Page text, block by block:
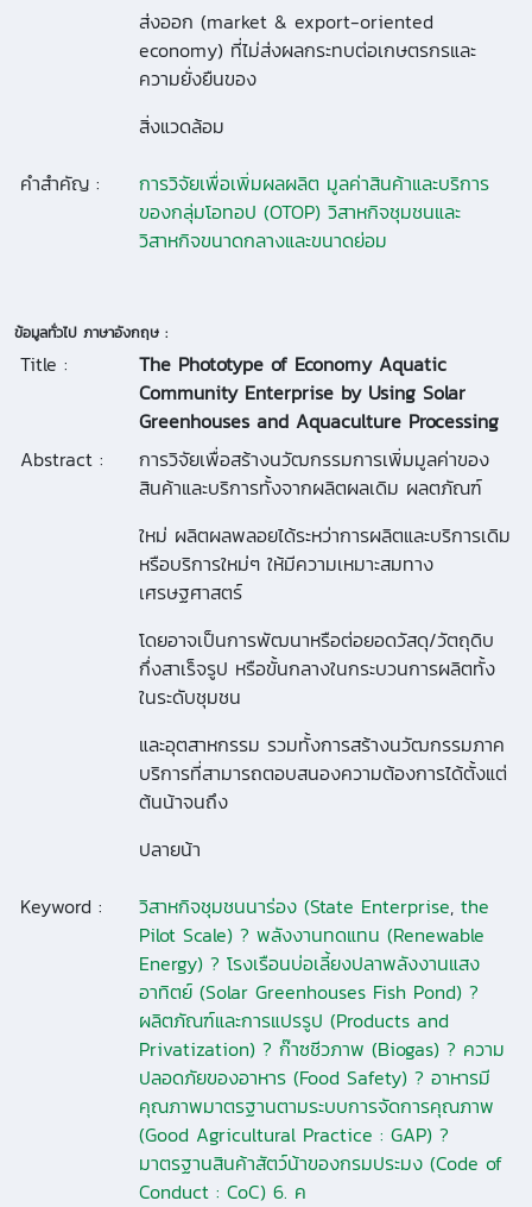
ส่งออก (market & export-oriented
economy) ที่ไม่ส่งผลกระทบต่อเกษตรกรและ
ความยั่งยืนของ
สิ่งแวดล้อม
คำสำคัญ :
การวิจัยเพื่อเพิ่มผลผลิต มูลค่าสินค้าและบริการ
ของกลุ่มโอทอป (OTOP) วิสาหกิจชุมชนและ
วิสาหกิจขนาดกลางและขนาดย่อม
ข้อมูลทั่วไป ภาษาอังกฤษ :
Title :
The Phototype of Economy Aquatic
Community Enterprise by Using Solar
Greenhouses and Aquaculture Processing
Abstract :
การวิจัยเพื่อสร้างนวัฒกรรมการเพิ่มมูลค่าของ
สินค้าและบริการทั้งจากผลิตผลเดิม ผลตภัณฑ์
ใหม่ ผลิตผลพลอยได้ระหว่าการผลิตและบริการเดิม
หรือบริการใหม่ๆ ให้มีความเหมาะสมทาง
เศรษฐศาสตร์
โดยอาจเป็นการพัฒนาหรือต่อยอดวัสดุ/วัตถุดิบ
กึ่งสาเร็จรูป หรือขั้นกลางในกระบวนการผลิตทั้ง
ในระดับชุมชน
และอุตสาหกรรม รวมทั้งการสร้างนวัฒกรรมภาค
บริการที่สามารถตอบสนองความต้องการได้ตั้งแต่
ต้นน้าจนถึง
ปลายน้า
Keyword :
วิสาหกิจชุมชนนาร่อง (State Enterprise, the
Pilot Scale) ? พลังงานทดแทน (Renewable
Energy) ? โรงเรือนบ่อเลี้ยงปลาพลังงานแสง
อาทิตย์ (Solar Greenhouses Fish Pond) ?
ผลิตภัณฑ์และการแปรรูป (Products and
Privatization) ? ก๊าซชีวภาพ (Biogas) ? ความ
ปลอดภัยของอาหาร (Food Safety) ? อาหารมี
คุณภาพมาตรฐานตามระบบการจัดการคุณภาพ
(Good Agricultural Practice : GAP) ?
มาตรฐานสินค้าสัตว์น้าของกรมประมง (Code of
Conduct : CoC) 6. ค